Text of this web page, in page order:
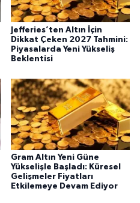
Jefferies’ten Altın İçin
Dikkat Çeken 2027 Tahmini:
Piyasalarda Yeni Yükseliş
Beklentisi
Gram Altın Yeni Güne
Yükselişle Başladı: Küresel
Gelişmeler Fiyatları
Etkilemeye Devam Ediyor